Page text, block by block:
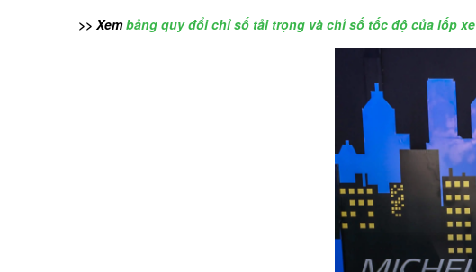
>> Xembảng quy đổi chỉ số tải trọng và chỉ số tốc độ của lốp xe